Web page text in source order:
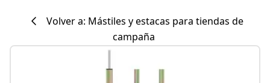
Volver a: Mástiles y estacas para tiendas de
campaña